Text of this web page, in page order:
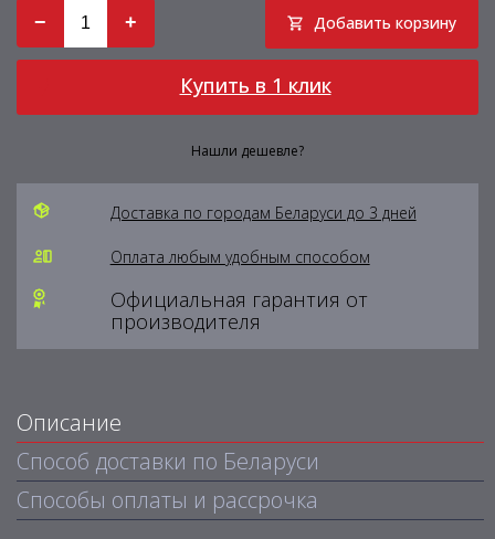
− + Добавить корзину
Купить в 1 клик
Нашли дешевле?
Доставка по городам Беларуси до 3 дней
Оплата любым удобным способом
Официальная гарантия от
производителя
Описание
Способ доставки по Беларуси
Способы оплаты и рассрочка